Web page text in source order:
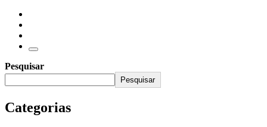
Pesquisar
Pesquisar
Categorias